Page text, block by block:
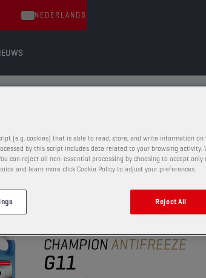
NEDERLANDS
KOELVLOEISTOF & ANTIVRIES
CHAMPIONANTIFREEZE
G11
(e.g. cookies) that is able to read, store, and write information on
by this script includes data related to your browsing
can reject all non-essential processing by choosing to accept only
and learn more click Cookie Policy to adjust your preferences.
Reject All